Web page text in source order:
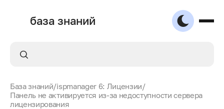
база знаний
База знаний/ispmanager 6: Лицензии/
Панель не активируется из-за недоступности сервера
лицензирования